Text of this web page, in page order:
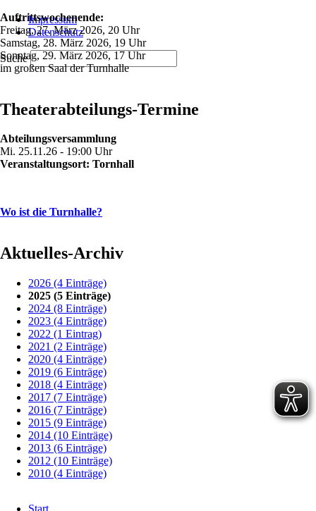
überspringen
Impressum
Datenschutz
Suche
Auftrittswochenende:
Freitag, 27. März 2026, 20 Uhr
Samstag, 28. März 2026, 19 Uhr
Sonntag, 29. März 2026, 17 Uhr
im großen Saal der Turnhalle
Theaterabteilungs-Termine
Abteilungsversammlung
Mi. 25.11.26 - 19:00 Uhr
Veranstaltungsort: Tornhall
Wo ist die Turnhalle?
Aktuelles-Archiv
2026 (4 Einträge)
2025 (5 Einträge)
2024 (8 Einträge)
2023 (4 Einträge)
2022 (1 Eintrag)
2021 (2 Einträge)
2020 (4 Einträge)
2019 (6 Einträge)
2018 (4 Einträge)
2017 (7 Einträge)
2016 (7 Einträge)
2015 (9 Einträge)
2014 (10 Einträge)
2013 (6 Einträge)
2012 (10 Einträge)
2010 (4 Einträge)